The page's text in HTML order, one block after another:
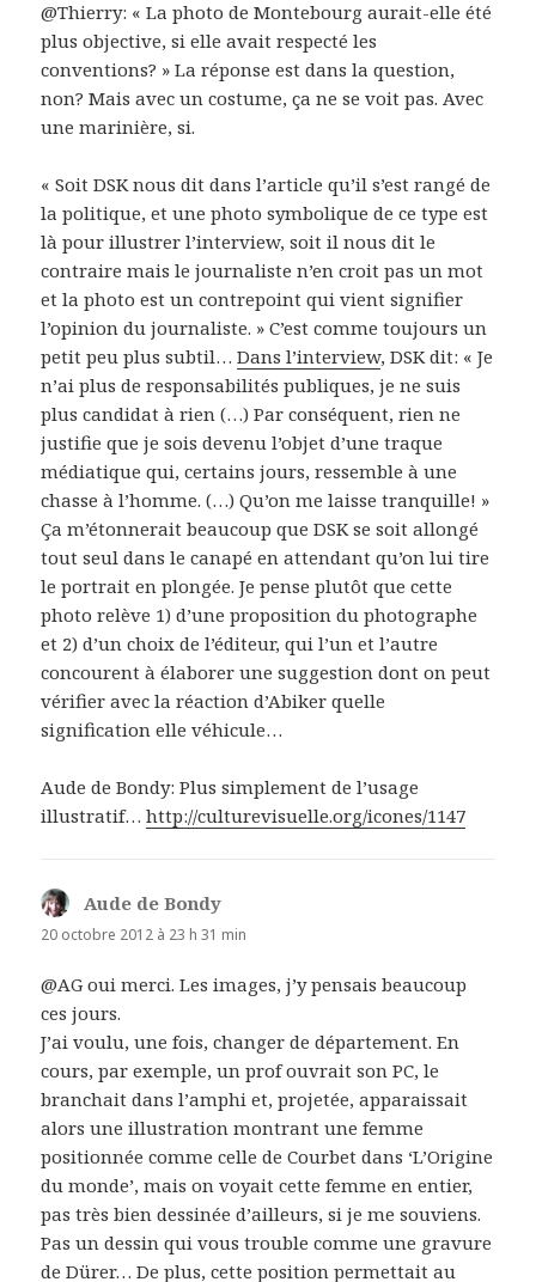
@Thierry: « La photo de Montebourg aurait-elle été
plus objective, si elle avait respecté les
conventions? » La réponse est dans la question,
non? Mais avec un costume, ça ne se voit pas. Avec
une marinière, si.
« Soit DSK nous dit dans l’article qu’il s’est rangé de
la politique, et une photo symbolique de ce type est
là pour illustrer l’interview, soit il nous dit le
contraire mais le journaliste n’en croit pas un mot
et la photo est un contrepoint qui vient signifier
l’opinion du journaliste. » C’est comme toujours un
petit peu plus subtil…Dans l’interview, DSK dit: « Je
n’ai plus de responsabilités publiques, je ne suis
plus candidat à rien (…) Par conséquent, rien ne
justifie que je sois devenu l’objet d’une traque
médiatique qui, certains jours, ressemble à une
chasse à l’homme. (…) Qu’on me laisse tranquille! »
Ça m’étonnerait beaucoup que DSK se soit allongé
tout seul dans le canapé en attendant qu’on lui tire
le portrait en plongée. Je pense plutôt que cette
photo relève 1) d’une proposition du photographe
et 2) d’un choix de l’éditeur, qui l’un et l’autre
concourent à élaborer une suggestion dont on peut
vérifier avec la réaction d’Abiker quelle
signification elle véhicule…
Aude de Bondy: Plus simplement de l’usage
illustratif…http://culturevisuelle.org/icones/1147
Aude de Bondy
20 octobre 2012 à 23 h 31 min
@AG oui merci. Les images, j’y pensais beaucoup
ces jours.
J’ai voulu, une fois, changer de département. En
cours, par exemple, un prof ouvrait son PC, le
branchait dans l’amphi et, projetée, apparaissait
alors une illustration montrant une femme
positionnée comme celle de Courbet dans ‘L’Origine
du monde’, mais on voyait cette femme en entier,
pas très bien dessinée d’ailleurs, si je me souviens.
Pas un dessin qui vous trouble comme une gravure
de Dürer… De plus, cette position permettait au